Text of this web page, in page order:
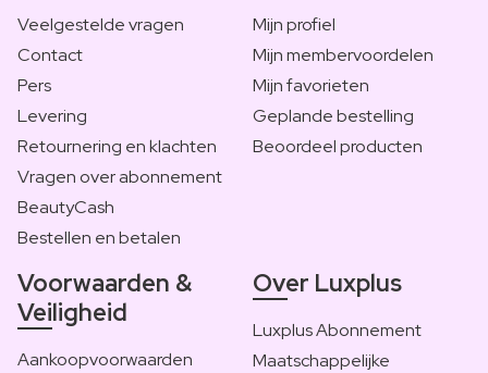
Veelgestelde vragen
Contact
Pers
Levering
Retournering en klachten
Vragen over abonnement
BeautyCash
Bestellen en betalen
Mijn profiel
Mijn membervoordelen
Mijn favorieten
Geplande bestelling
Beoordeel producten
Voorwaarden &
Veiligheid
Aankoopvoorwaarden
Over Luxplus
Luxplus Abonnement
Maatschappelijke